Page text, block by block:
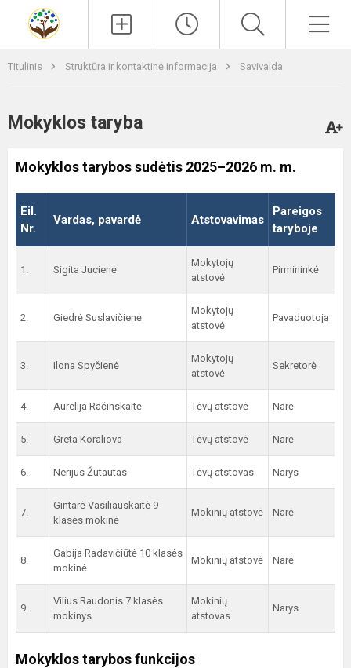
Titulinis Struktūra ir kontaktinė informacija Savivalda
Mokyklos taryba
Mokyklos tarybos sudėtis 2025–2026 m. m.
Eil.
Nr.
Vardas, pavardė Atstovavimas
Pareigos
taryboje
1. Sigita Jucienė
Mokytojų
atstovė
Pirmininkė
2. Giedrė Suslavičienė
Mokytojų
atstovė
Pavaduotoja
3. Ilona Spyčienė
Mokytojų
atstovė
Sekretorė
4. Aurelija Račinskaitė Tėvų atstovė Narė
5. Greta Koraliova Tėvų atstovė Narė
6. Nerijus Žutautas Tėvų atstovas Narys
7.
Gintarė Vasiliauskaitė 9
klasės mokinė
Mokinių atstovė Narė
8.
Gabija Radavičiūtė 10 klasės
mokinė
Mokinių atstovė Narė
9.
Vilius Raudonis 7 klasės
mokinys
Mokinių
atstovas
Narys
Mokyklos tarybos funkcijos